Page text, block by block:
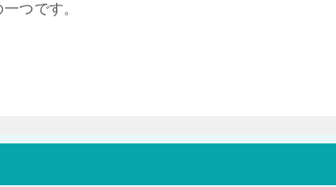
つです。